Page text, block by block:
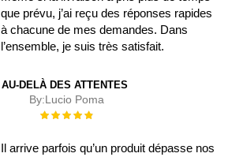
que prévu, j’ai reçu des réponses rapides
à chacune de mes demandes. Dans
l’ensemble, je suis très satisfait.
AU-DELÀ DES ATTENTES
By:Lucio Poma
Évaluation :
Il arrive parfois qu’un produit dépasse nos